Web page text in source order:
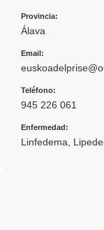
Provincia:
Álava
Email:
Teléfono:
945 226 061
Enfermedad:
Linfedema